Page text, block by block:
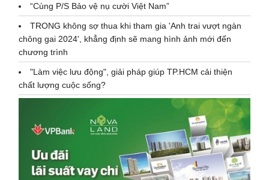
“Cùng P/S Bảo vệ nụ cười Việt Nam”
TRONG không sợ thua khi tham gia 'Anh trai vượt ngàn
chông gai 2024', khẳng định sẽ mang hình ảnh mới đến
chương trình
"Làm việc lưu động", giải pháp giúp TP.HCM cải thiện
chất lượng cuộc sống?